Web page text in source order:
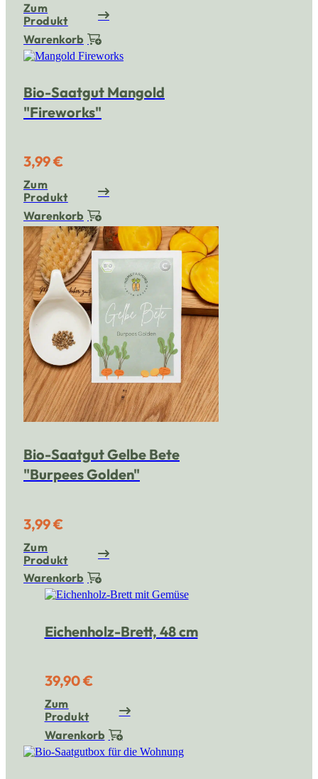
Zum
Produkt
Warenkorb
Bio-Saatgut Mangold
"Fireworks"
3,99 €
Zum
Produkt
Warenkorb
Bio-Saatgut Gelbe Bete
"Burpees Golden"
3,99 €
Zum
Produkt
Warenkorb
Eichenholz-Brett, 48 cm
39,90 €
Zum
Produkt
Warenkorb